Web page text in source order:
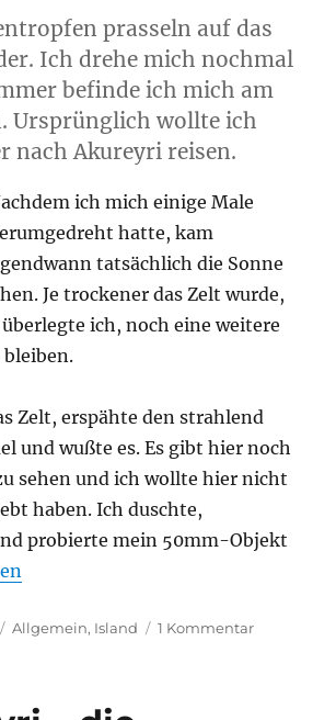
prasseln auf das
Ich drehe mich nochmal
befinde ich mich am
Ursprünglich wollte ich
nach Akureyri reisen.
ich mich einige Male
hatte, kam
tatsächlich die Sonne
Je trockener das Zelt wurde,
ich, noch eine weitere
Zelt, erspähte den strahlend
und wußte es. Es gibt hier noch
sehen und ich wollte hier nicht
haben. Ich duschte,
probierte mein 50mm-Objekt
des Hlíðarfjall“
Kategorien
Allgemein, Island 1 Kommentarzu